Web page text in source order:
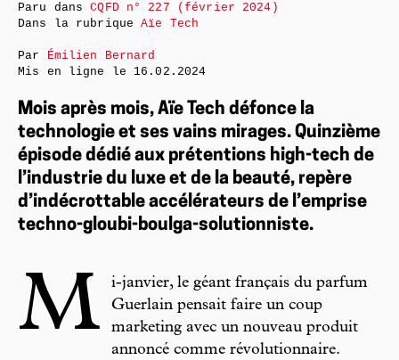
Mois après mois, Aïe Tech défonce la
technologie et ses vains mirages. Quinzième
épisode dédié aux prétentions high-tech de
l’industrie du luxe et de la beauté, repère
d’indécrottable accélérateurs de l’emprise
techno-gloubi-boulga-solutionniste.
M
i-janvier, le géant français du parfum
Guerlain pensait faire un coup
marketing avec un nouveau produit
annoncé comme révolutionnaire.
Paru dansCQFD n° 227 (février 2024)
Dans la rubriqueAïe Tech
Par Émilien Bernard
Mis en ligne le 16.02.2024